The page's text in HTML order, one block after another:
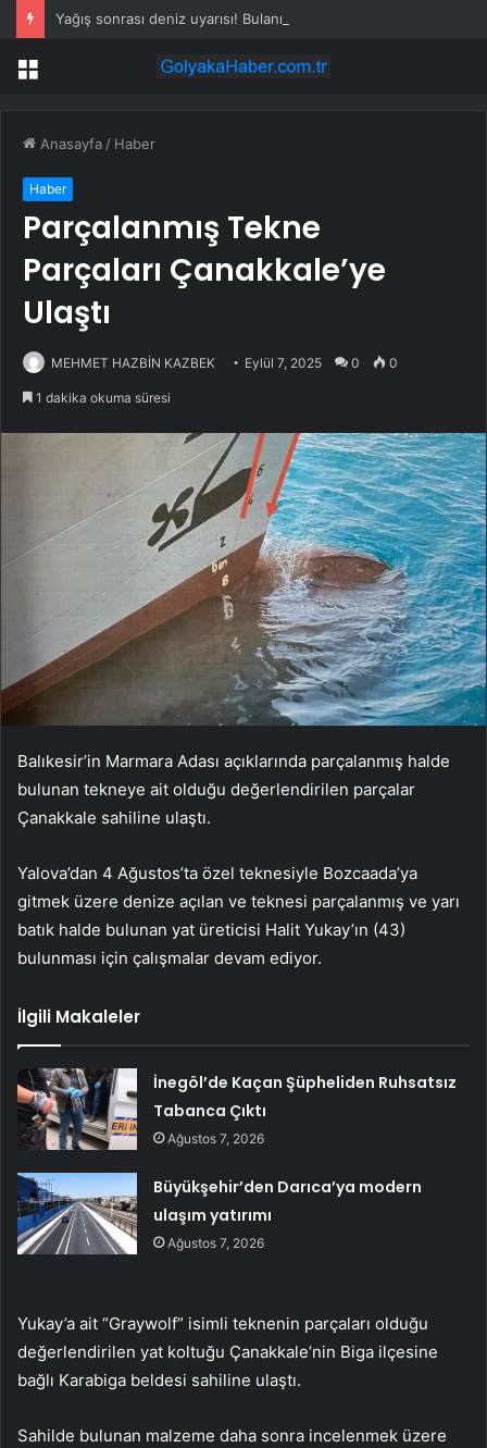
Menü
Anasayfa / Haber
Haber
Parçalanmış Tekne
Parçaları Çanakkale’ye
Ulaştı
MEHMET HAZBİN KAZBEK Eylül 7, 2025 0 0
1 dakika okuma süresi
Balıkesir’in Marmara Adası açıklarında parçalanmış halde
bulunan tekneye ait olduğu değerlendirilen parçalar
Çanakkale sahiline ulaştı.
Yalova’dan 4 Ağustos’ta özel teknesiyle Bozcaada’ya
gitmek üzere denize açılan ve teknesi parçalanmış ve yarı
batık halde bulunan yat üreticisi Halit Yukay’ın (43)
bulunması için çalışmalar devam ediyor.
İlgili Makaleler
İnegöl’de Kaçan Şüpheliden Ruhsatsız
Tabanca Çıktı
Ağustos 7, 2026
Büyükşehir’den Darıca’ya modern
ulaşım yatırımı
Ağustos 7, 2026
Yukay’a ait “Graywolf” isimli teknenin parçaları olduğu
değerlendirilen yat koltuğu Çanakkale’nin Biga ilçesine
bağlı Karabiga beldesi sahiline ulaştı.
Sahilde bulunan malzeme daha sonra incelenmek üzere